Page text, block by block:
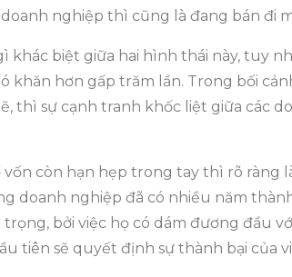
nghiệp thì cũng là đang bán đi
khác biệt giữa hai hình thái này, tuy
khăn hơn gấp trăm lần. Trong bối
thì sự cạnh tranh khốc liệt giữa các
vốn còn hạn hẹp trong tay thì rõ ràng
doanh nghiệp đã có nhiều năm
bởi việc họ có dám đương đầu
tiên sẽ quyết định sự thành bại của